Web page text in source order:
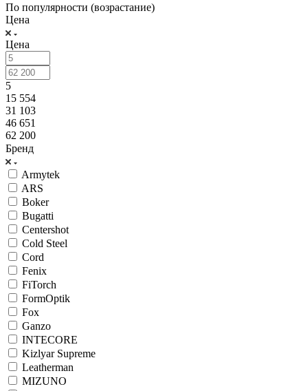
По популярности (возрастание)
Цена
Цена
5
15 554
31 103
46 651
62 200
Бренд
Armytek
ARS
Boker
Bugatti
Centershot
Cold Steel
Cord
Fenix
FiTorch
FormOptik
Fox
Ganzo
INTECORE
Kizlyar Supreme
Leatherman
MIZUNO